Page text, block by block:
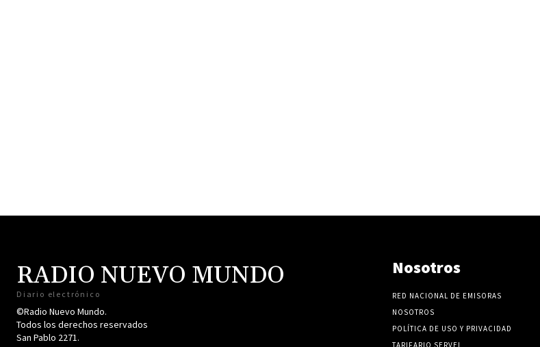
RADIO NUEVO MUNDO
Diario electrónico
©Radio Nuevo Mundo.
Todos los derechos reservados
San Pablo 2271.
Nosotros
RED NACIONAL DE EMISORAS
NOSOTROS
POLÍTICA DE USO Y PRIVACIDAD
TARIFARIO SERVEL